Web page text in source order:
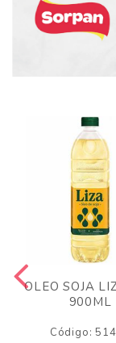
OLEO SOJA
900ML
Código: